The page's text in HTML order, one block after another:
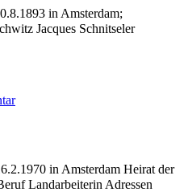
in Amsterdam;
Jacques Schnitseler
zu
in Amsterdam Heirat der
Landarbeiterin Adressen